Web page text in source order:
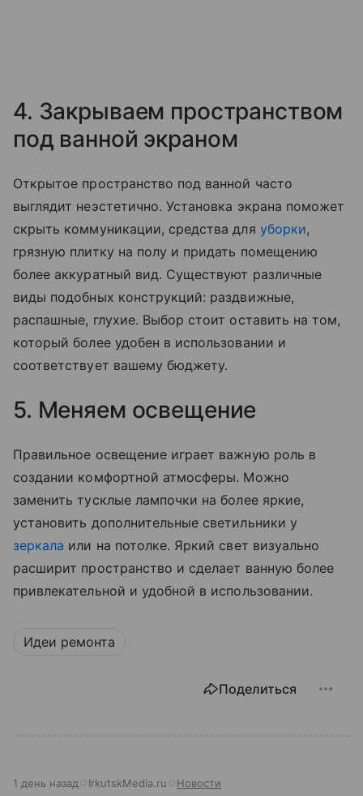
4. Закрываем пространством
под ванной экраном
Открытое пространство под ванной часто
выглядит неэстетично. Установка экрана поможет
скрыть коммуникации, средства для уборки,
грязную плитку на полу и придать помещению
более аккуратный вид. Существуют различные
виды подобных конструкций: раздвижные,
распашные, глухие. Выбор стоит оставить на том,
который более удобен в использовании и
соответствует вашему бюджету.
5. Меняем освещение
Правильное освещение играет важную роль в
создании комфортной атмосферы. Можно
заменить тусклые лампочки на более яркие,
установить дополнительные светильники у
зеркала или на потолке. Яркий свет визуально
расширит пространство и сделает ванную более
привлекательной и удобной в использовании.
Идеи ремонта
Поделиться
1 день назад IrkutskMedia.ru Новости